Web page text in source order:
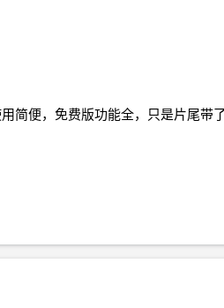
简便，免费版功能全，只是片尾带